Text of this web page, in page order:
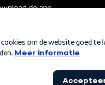
de app